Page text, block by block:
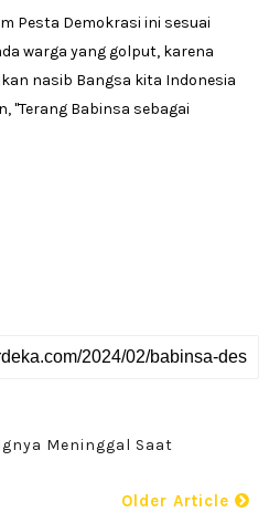
Pesta Demokrasi ini sesuai
warga yang golput, karena
nasib Bangsa kita Indonesia
"Terang Babinsa sebagai
Meninggal Saat
Older Article